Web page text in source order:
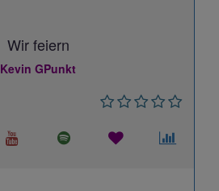
Wir feiern
Kevin GPunkt